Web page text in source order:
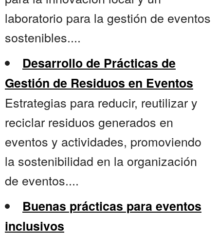
laboratorio para la gestión de eventos
sostenibles....
Desarrollo de Prácticas de
Gestión de Residuos en Eventos
Estrategias para reducir, reutilizar y
reciclar residuos generados en
eventos y actividades, promoviendo
la sostenibilidad en la organización
de eventos....
Buenas prácticas para eventos
inclusivos